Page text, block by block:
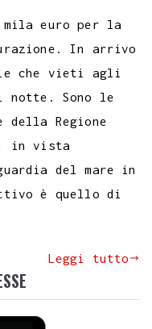
euro per la
In arrivo
che vieti agli
notte. Sono le
della Regione
in vista
del mare in
è quello di
Leggi tutto